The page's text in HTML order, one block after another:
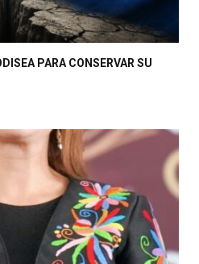
PARA CONSERVAR SU